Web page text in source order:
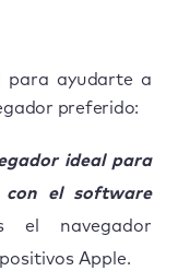
para ayudarte a
preferido:
ideal para
con el software
navegador
Apple.